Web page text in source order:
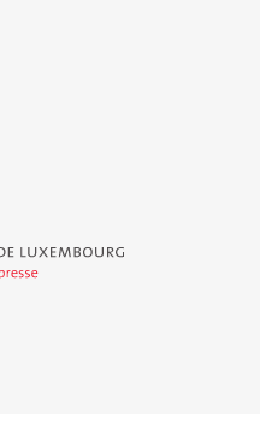
de Luxembourg - Service